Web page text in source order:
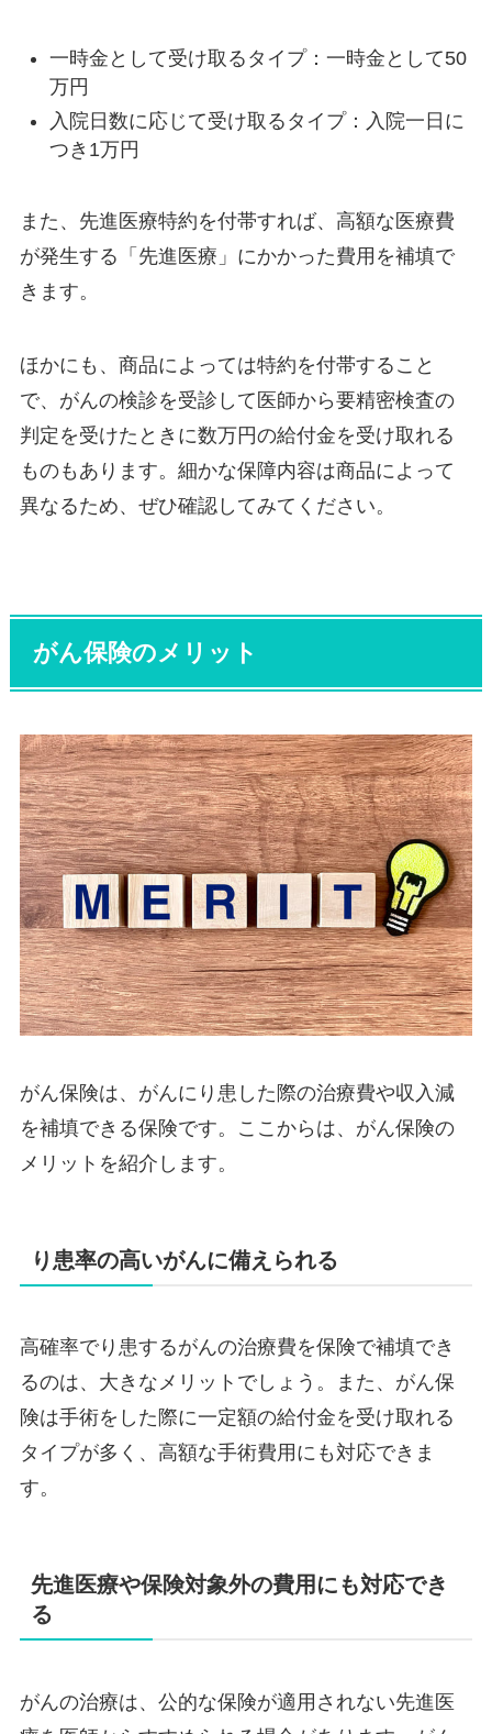
一時金として受け取るタイプ：一時金として50
万円
入院日数に応じて受け取るタイプ：入院一日に
つき1万円
また、先進医療特約を付帯すれば、高額な医療費
が発生する「先進医療」にかかった費用を補填で
きます。
ほかにも、商品によっては特約を付帯すること
で、がんの検診を受診して医師から要精密検査の
判定を受けたときに数万円の給付金を受け取れる
ものもあります。細かな保障内容は商品によって
異なるため、ぜひ確認してみてください。
がん保険のメリット
がん保険は、がんにり患した際の治療費や収入減
を補填できる保険です。ここからは、がん保険の
メリットを紹介します。
り患率の高いがんに備えられる
高確率でり患するがんの治療費を保険で補填でき
るのは、大きなメリットでしょう。また、がん保
険は手術をした際に一定額の給付金を受け取れる
タイプが多く、高額な手術費用にも対応できま
す。
先進医療や保険対象外の費用にも対応でき
る
がんの治療は、公的な保険が適用されない先進医